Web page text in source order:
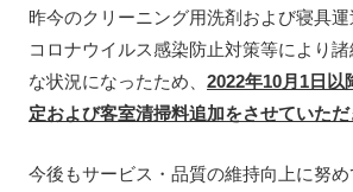
昨今のクリーニング用洗剤および寝具
コロナウイルス感染防止対策等により
な状況になったため、 2022年10月1日以
定および客室清掃料追加をさせていただ
今後もサービス・品質の維持向上に努め